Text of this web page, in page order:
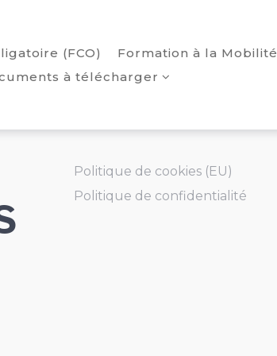
(FCO)
Formation à la Mobilité
à télécharger
Politique de cookies (EU)
Politique de confidentialité